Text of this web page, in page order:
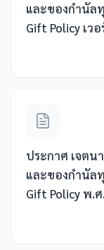
และของกำนัล
Gift Policy เว
ประกาศ เจตน
และของกำนัล
Gift Policy พ.